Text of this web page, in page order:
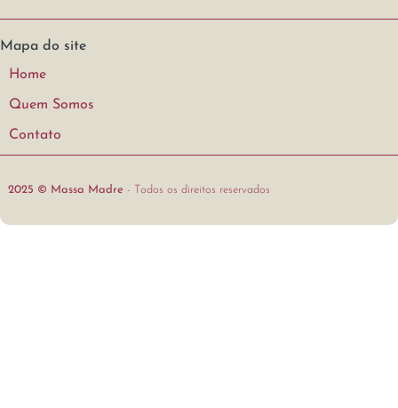
Mapa do site
Home
Quem Somos
Contato
2025 © Massa Madre - Todos os direitos reservados